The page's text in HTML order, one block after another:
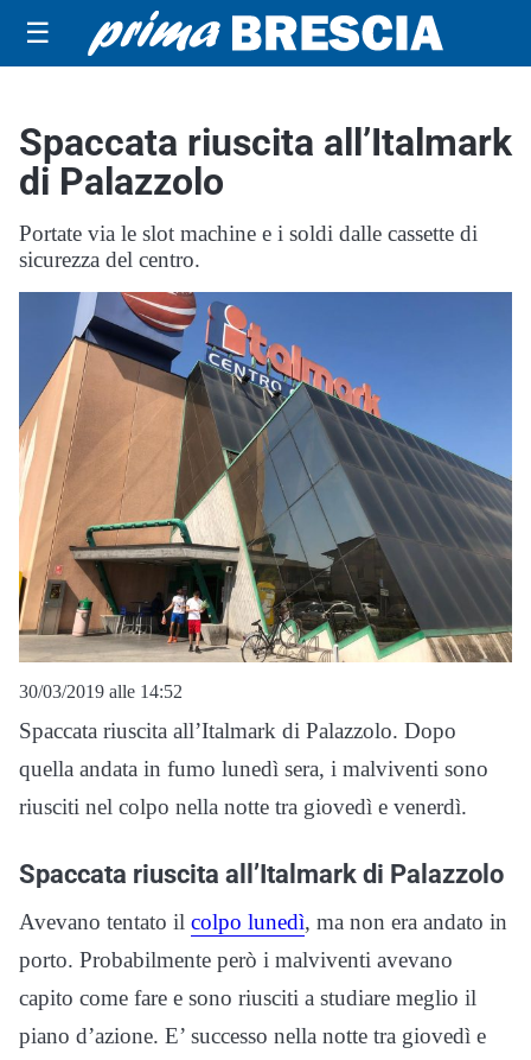
☰
Spaccata riuscita all’Italmark
di Palazzolo
Portate via le slot machine e i soldi dalle cassette di
sicurezza del centro.
30/03/2019 alle 14:52
Spaccata riuscita all’Italmark di Palazzolo. Dopo
quella andata in fumo lunedì sera, i malviventi sono
riusciti nel colpo nella notte tra giovedì e venerdì.
Spaccata riuscita all’Italmark di Palazzolo
Avevano tentato il colpo lunedì, ma non era andato in
porto. Probabilmente però i malviventi avevano
capito come fare e sono riusciti a studiare meglio il
piano d’azione. E’ successo nella notte tra giovedì e